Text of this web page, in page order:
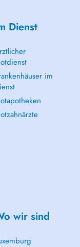
Dienst
im
wir sind